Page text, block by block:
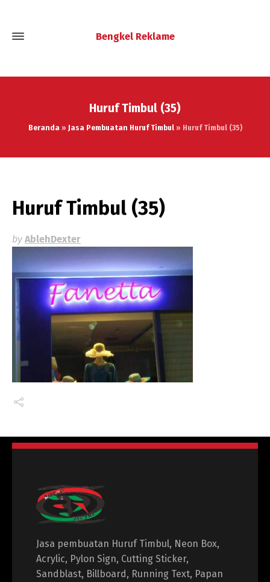
Bengkel Reklame
Huruf Timbul (35)
Beranda» Jasa Pembuatan Huruf Timbul» Huruf Timbul (35)
Huruf Timbul (35)
by AblehDexter
Jasa pembuatan Huruf Timbul, Neon Box,
Acrylic, Pylon Sign, Cutting Sticker,
Sandblast, Billboard, Running Text, Papan